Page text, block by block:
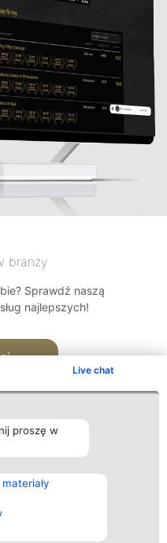
Live chat
proszę w
branży
Sprawdź naszą
najlepszych!
Kontakt
Kontakt